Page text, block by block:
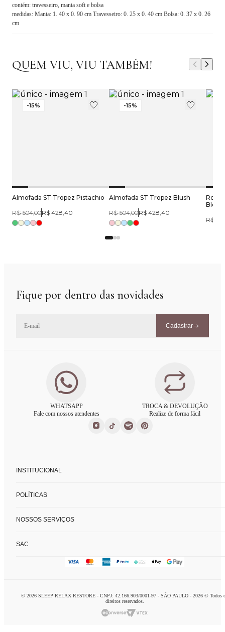
contém: travesseiro, manta soft e bolsa
medidas: Manta: 1. 40 x 0. 90 cm Travesseiro: 0. 25 x 0. 40 cm Bolsa: 0. 37 x 0. 26
cm
QUEM VIU, VIU TAMBÉM!
-15%
Almofada ST Tropez Pistachio
R$ 504,00R$ 428,40
-15%
Almofada ST Tropez Blush
R$ 504,00R$ 428,40
R$
Fique por dentro das novidades
Cadastrar
WHATSAPP
Fale com nossos atendentes
TROCA & DEVOLUÇÃO
Realize de forma fácil
INSTITUCIONAL
Nossas lojas
POLÍTICAS
Trocas e devoluções
NOSSOS SERVIÇOS
Charada concierge
SAC
logistca@charada.com.br
© 2026 SLEEP RELAX RESTORE - CNPJ: 42.166.903/0001-97 - SÃO PAULO - 2026 © Todos
direitos reservados.